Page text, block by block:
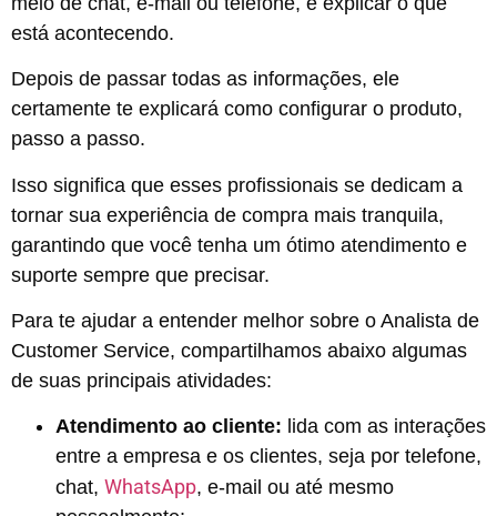
está acontecendo.
Depois de passar todas as informações, ele
certamente te explicará como configurar o produto,
passo a passo.
Isso significa que esses profissionais se dedicam a
tornar sua experiência de compra mais tranquila,
garantindo que você tenha um ótimo atendimento e
suporte sempre que precisar.
Para te ajudar a entender melhor sobre o Analista de
Customer Service, compartilhamos abaixo algumas
de suas principais atividades:
Atendimento ao cliente: lida com as interações
entre a empresa e os clientes, seja por telefone,
chat, WhatsApp, e-mail ou até mesmo